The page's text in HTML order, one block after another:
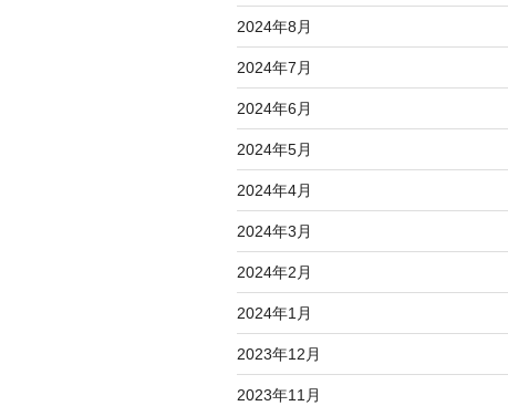
2024年8月
2024年7月
2024年6月
2024年5月
2024年4月
2024年3月
2024年2月
2024年1月
2023年12月
2023年11月